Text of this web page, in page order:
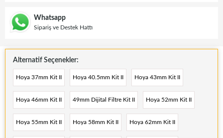
Whatsapp
Sipariş ve Destek Hattı
Alternatif Seçenekler:
Hoya 37mm Kit II Hoya 40.5mm Kit II Hoya 43mm Kit II
Hoya 46mm Kit II 49mm Dijital Filtre Kit II Hoya 52mm Kit II
Hoya 55mm Kit II Hoya 58mm Kit II Hoya 62mm Kit II